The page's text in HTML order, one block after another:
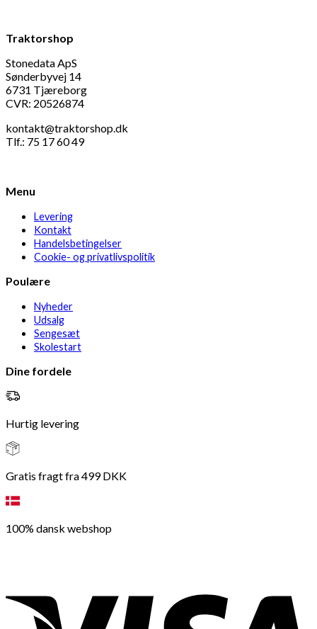
Traktorshop
Stonedata ApS
Sønderbyvej 14
6731 Tjæreborg
CVR: 20526874
kontakt@traktorshop.dk
Tlf.: 75 17 60 49
Menu
Levering
Kontakt
Handelsbetingelser
Cookie- og privatlivspolitik
Poulære
Nyheder
Udsalg
Sengesæt
Skolestart
Dine fordele
Hurtig levering
Gratis fragt fra 499 DKK
100% dansk webshop